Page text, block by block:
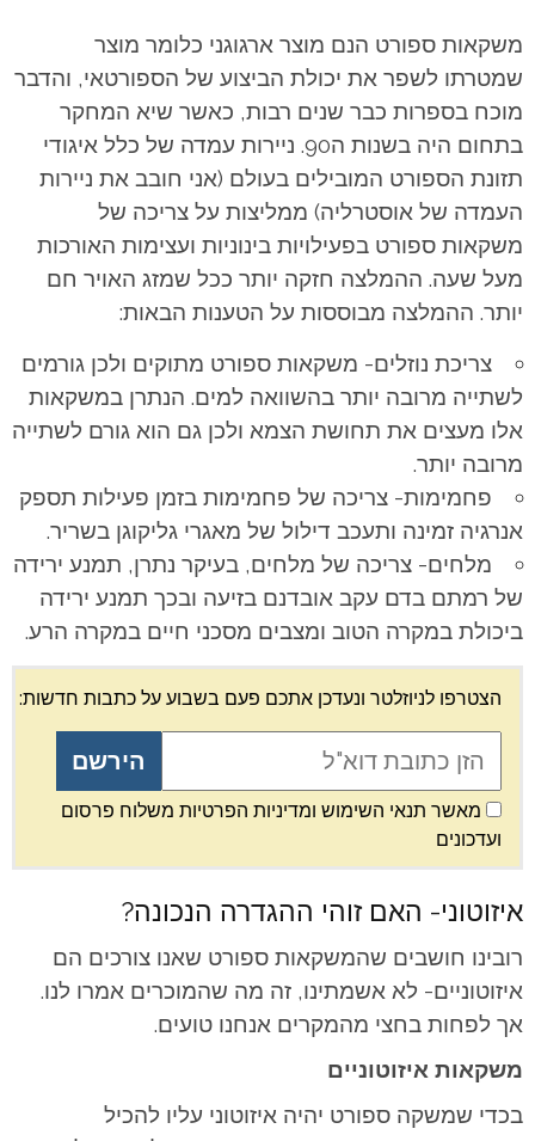
משקאות ספורט הנם מוצר ארגוגני כלומר מוצר
שמטרתו לשפר את יכולת הביצוע של הספורטאי, והדבר
מוכח בספרות כבר שנים רבות, כאשר שיא המחקר
בתחום היה בשנות ה90. ניירות עמדה של כלל איגודי
תזונת הספורט המובילים בעולם (אני חובב את ניירות
העמדה של אוסטרליה) ממליצות על צריכה של
משקאות ספורט בפעילויות בינוניות ועצימות האורכות
מעל שעה. ההמלצה חזקה יותר ככל שמזג האויר חם
יותר. ההמלצה מבוססות על הטענות הבאות:
צריכת נוזלים- משקאות ספורט מתוקים ולכן גורמים
לשתייה מרובה יותר בהשוואה למים. הנתרן במשקאות
אלו מעצים את תחושת הצמא ולכן גם הוא גורם לשתייה
מרובה יותר.
פחמימות- צריכה של פחמימות בזמן פעילות תספק
אנרגיה זמינה ותעכב דילול של מאגרי גליקוגן בשריר.
מלחים- צריכה של מלחים, בעיקר נתרן, תמנע ירידה
של רמתם בדם עקב אובדנם בזיעה ובכך תמנע ירידה
ביכולת במקרה הטוב ומצבים מסכני חיים במקרה הרע.
הצטרפו לניוזלטר ונעדכן אתכם פעם בשבוע על כתבות חדשות:
מאשר תנאי השימוש ומדיניות הפרטיות משלוח פרסום
ועדכונים
איזוטוני- האם זוהי ההגדרה הנכונה?
רובינו חושבים שהמשקאות ספורט שאנו צורכים הם
איזוטוניים- לא אשמתינו, זה מה שהמוכרים אמרו לנו.
אך לפחות בחצי מהמקרים אנחנו טועים.
משקאות איזוטוניים
בכדי שמשקה ספורט יהיה איזוטוני עליו להכיל